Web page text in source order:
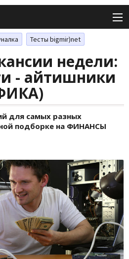
Тесты bigmir)net
недели:
- айтишники
для самых разных
подборке на ФИНАНСЫ